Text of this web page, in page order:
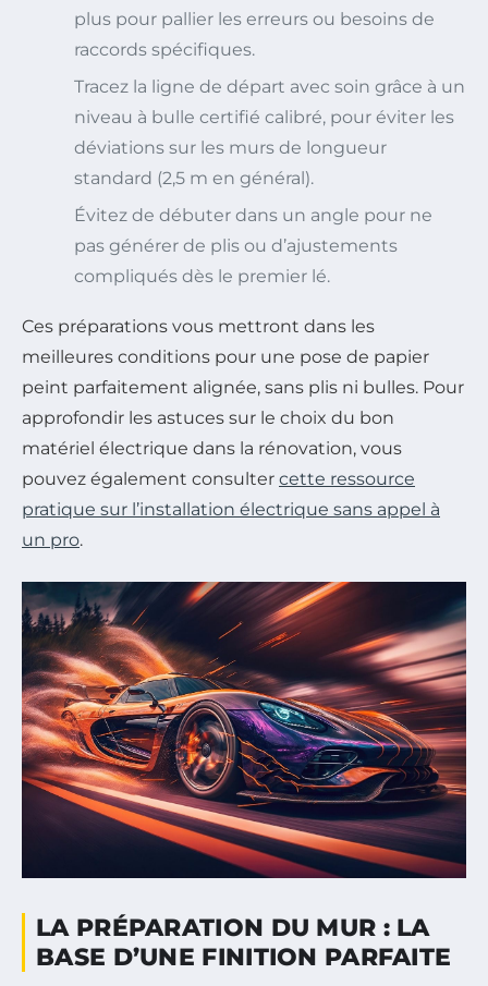
plus pour pallier les erreurs ou besoins de
raccords spécifiques.
Tracez la ligne de départ avec soin grâce à un
niveau à bulle certifié calibré, pour éviter les
déviations sur les murs de longueur
standard (2,5 m en général).
Évitez de débuter dans un angle pour ne
pas générer de plis ou d’ajustements
compliqués dès le premier lé.
Ces préparations vous mettront dans les
meilleures conditions pour une pose de papier
peint parfaitement alignée, sans plis ni bulles. Pour
approfondir les astuces sur le choix du bon
matériel électrique dans la rénovation, vous
pouvez également consulter cette ressource
pratique sur l’installation électrique sans appel à
un pro.
LA PRÉPARATION DU MUR : LA
BASE D’UNE FINITION PARFAITE